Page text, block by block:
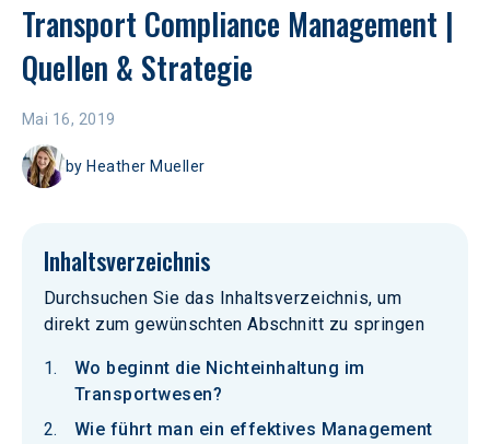
Transport Compliance Management |
Quellen & Strategie
Mai 16, 2019
by Heather Mueller
Inhaltsverzeichnis
Durchsuchen Sie das Inhaltsverzeichnis, um
direkt zum gewünschten Abschnitt zu springen
Wo beginnt die Nichteinhaltung im
Transportwesen?
Wie führt man ein effektives Management